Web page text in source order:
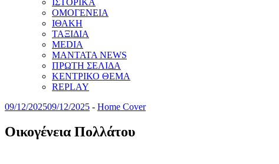
ΙΣΤΟΡΙΚΑ
ΟΜΟΓΕΝΕΙΑ
ΙΘΑΚΗ
ΤΑΞΙΔΙΑ
MEDIA
MANTATA NEWS
ΠΡΩΤΗ ΣΕΛΙΔΑ
ΚΕΝΤΡΙΚΟ ΘΕΜΑ
REPLAY
09/12/202509/12/2025 - Home Cover
Οικογένεια Πολλάτου